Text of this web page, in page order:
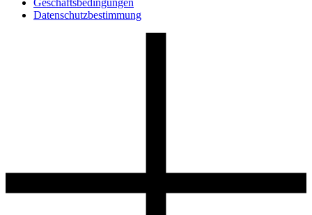
Geschäftsbedingungen
Datenschutzbestimmung